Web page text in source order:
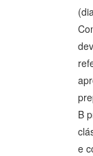
B
e